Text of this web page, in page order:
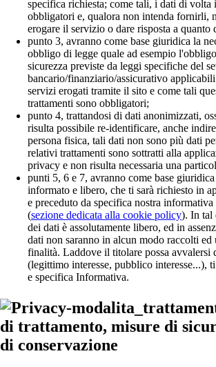
specifica richiesta; come tali, i dati di volta
obbligatori e, qualora non intenda fornirli,
erogare il servizio o dare risposta a quanto
punto 3, avranno come base giuridica la
obbligo di legge quale ad esempio
sicurezza previste da leggi specifiche del
bancario/finanziario/assicurativo
servizi erogati tramite il sito e come tali
trattamenti sono obbligatori;
punto 4, trattandosi di dati anonimizzati,
risulta possibile re-identificare, anche
persona fisica, tali dati non sono più dati
relativi trattamenti sono sottratti alla
privacy e non risulta necessaria una
punti 5, 6 e 7, avranno come base
informato e libero, che ti sarà richiesto in
e preceduto da specifica nostra
(sezione dedicata alla cookie policy). In tal
dei dati è assolutamente libero, ed in
dati non saranno in alcun modo raccolti
finalità. Laddove il titolare possa avvalersi
(legittimo interesse, pubblico interesse...),
e specifica Informativa.
di trattamento, misure di
di conservazione